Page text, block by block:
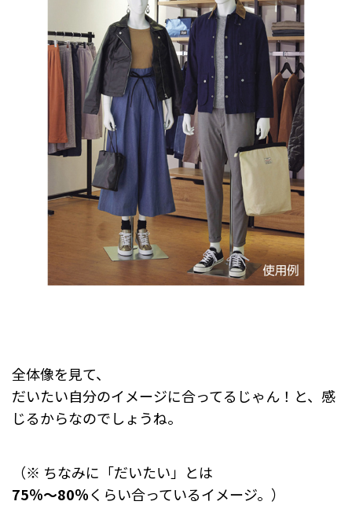
全体像を見て、
だいたい自分のイメージに合ってるじゃん！と、感
じるからなのでしょうね。
（※ ちなみに「だいたい」とは
75％～80％くらい合っているイメージ。）